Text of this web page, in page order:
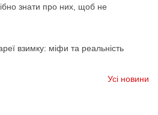
знати про них, щоб не
взимку: міфи та реальність
Усі новини